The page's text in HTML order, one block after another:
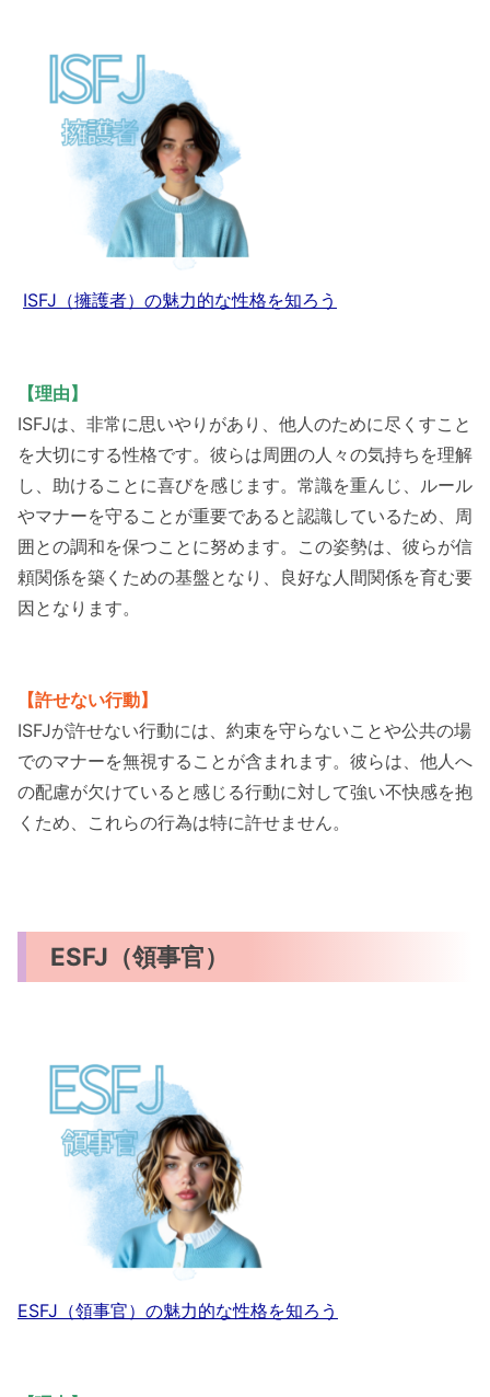
ISFJ（擁護者）の魅力的な性格を知ろう
【理由】
ISFJは、非常に思いやりがあり、他人のために尽くすこと
を大切にする性格です。彼らは周囲の人々の気持ちを理解
し、助けることに喜びを感じます。常識を重んじ、ルール
やマナーを守ることが重要であると認識しているため、周
囲との調和を保つことに努めます。この姿勢は、彼らが信
頼関係を築くための基盤となり、良好な人間関係を育む要
因となります。
【許せない行動】
ISFJが許せない行動には、約束を守らないことや公共の場
でのマナーを無視することが含まれます。彼らは、他人へ
の配慮が欠けていると感じる行動に対して強い不快感を抱
くため、これらの行為は特に許せません。
ESFJ（領事官）
ESFJ（領事官）の魅力的な性格を知ろう